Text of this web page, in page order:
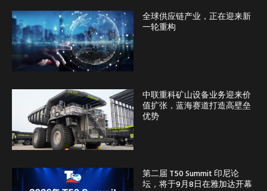
全球供应链产业，正在迎来新
一轮重构
中联重科矿山设备业务迎来价
值扩张，蓝海赛道打造高壁垒
优势
第二届 T50 Summit 印尼论
坛，将于9月8日在雅加达开幕